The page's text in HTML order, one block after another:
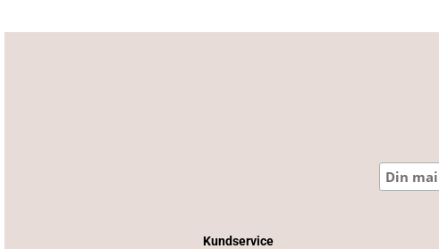
Kundservice